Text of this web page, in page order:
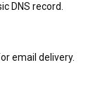
DNS record.
email delivery.